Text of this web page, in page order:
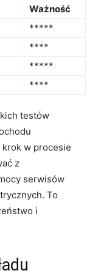
Ważność
*****
****
*****
****
testów
w‍ procesie
z
⁢serwisów
To
i